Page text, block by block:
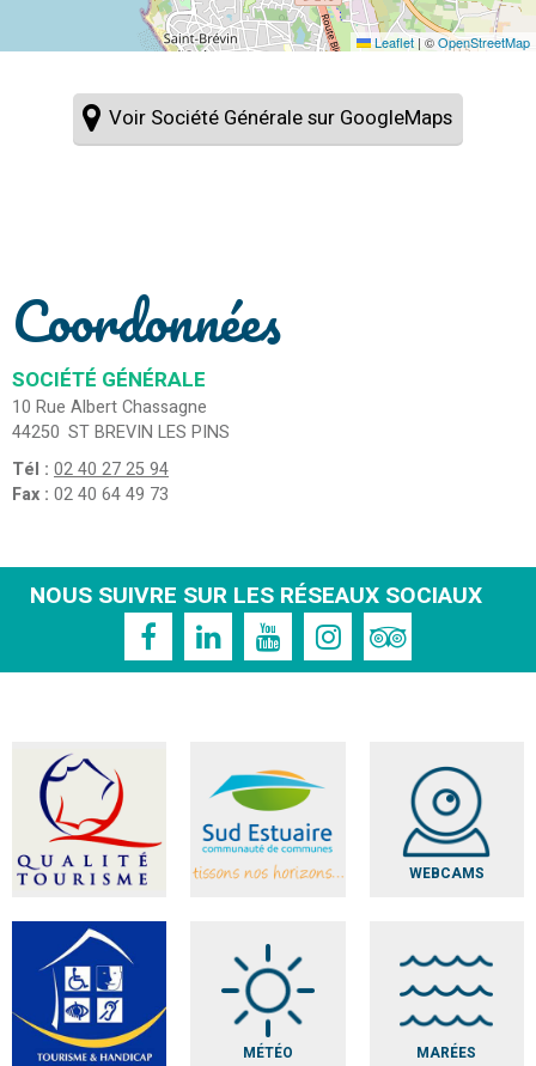
Leaflet | ©OpenStreetMap
Voir Société Générale sur GoogleMaps
Coordonnées
SOCIÉTÉ GÉNÉRALE
10 Rue Albert Chassagne
44250 ST BREVIN LES PINS
Tél : 02 40 27 25 94
Fax : 02 40 64 49 73
NOUS SUIVRE SUR LES RÉSEAUX SOCIAUX
WEBCAMS
MÉTÉO MARÉES